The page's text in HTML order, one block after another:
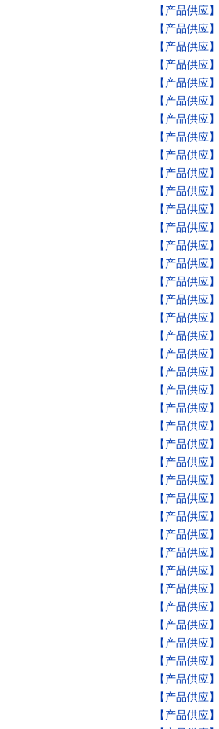
【产品供应】
【产品供应】
【产品供应】
【产品供应】
【产品供应】
【产品供应】
【产品供应】
【产品供应】
【产品供应】
【产品供应】
【产品供应】
【产品供应】
【产品供应】
【产品供应】
【产品供应】
【产品供应】
【产品供应】
【产品供应】
【产品供应】
【产品供应】
【产品供应】
【产品供应】
【产品供应】
【产品供应】
【产品供应】
【产品供应】
【产品供应】
【产品供应】
【产品供应】
【产品供应】
【产品供应】
【产品供应】
【产品供应】
【产品供应】
【产品供应】
【产品供应】
【产品供应】
【产品供应】
【产品供应】
【产品供应】